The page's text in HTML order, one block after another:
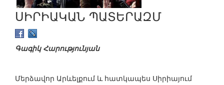
ՍԻՐԻԱԿԱՆ ՊԱՏԵՐԱԶՄ
Գագիկ Հարությունյան
Մերձավոր Արևելքում և հատկապես Սիրիայում